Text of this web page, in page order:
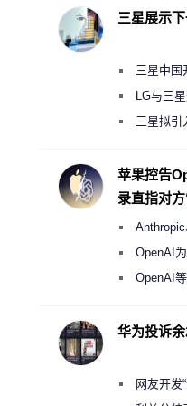
三星展示
三星中国
店 将被逐步
LG与三
规行为三星拟引
苹果控告
录直指对
新执法权限
OpenAI
“反乌托邦”
OpenAI
华为投诉
网友开发